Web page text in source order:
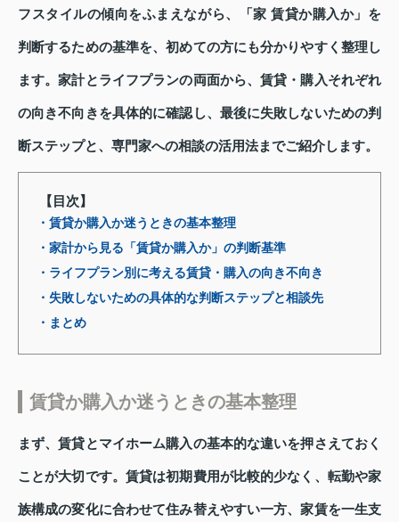
フスタイルの傾向をふまえながら、「家 賃貸か購入か」を
判断するための基準を、初めての方にも分かりやすく整理し
ます。家計とライフプランの両面から、賃貸・購入それぞれ
の向き不向きを具体的に確認し、最後に失敗しないための判
断ステップと、専門家への相談の活用法までご紹介します。
【目次】
・賃貸か購入か迷うときの基本整理
・家計から見る「賃貸か購入か」の判断基準
・ライフプラン別に考える賃貸・購入の向き不向き
・失敗しないための具体的な判断ステップと相談先
・まとめ
賃貸か購入か迷うときの基本整理
まず、賃貸とマイホーム購入の基本的な違いを押さえておく
ことが大切です。賃貸は初期費用が比較的少なく、転勤や家
族構成の変化に合わせて住み替えやすい一方、家賃を一生支